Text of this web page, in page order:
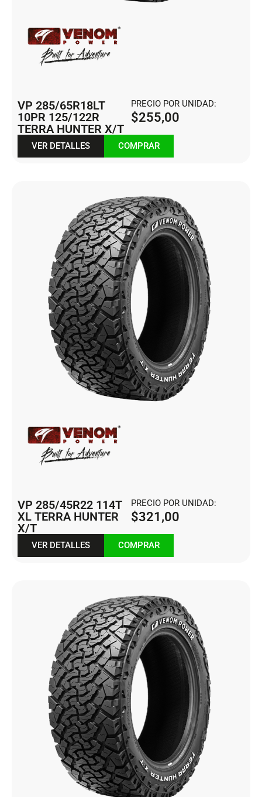
VP 285/65R18LT
10PR 125/122R
TERRA HUNTER X/T
PRECIO POR UNIDAD:
$255,00
VER DETALLES COMPRAR
VP 285/45R22 114T
XL TERRA HUNTER
X/T
PRECIO POR UNIDAD:
$321,00
VER DETALLES COMPRAR